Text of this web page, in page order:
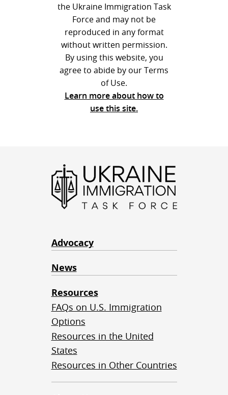
the Ukraine Immigration Task
Force and may not be
reproduced in any format
without written permission.
By using this website, you
agree to abide by our Terms
of Use.
Learn more about how to
use this site.
Advocacy
News
Resources
FAQs on U.S. Immigration
Options
Resources in the United
States
Resources in Other Countries